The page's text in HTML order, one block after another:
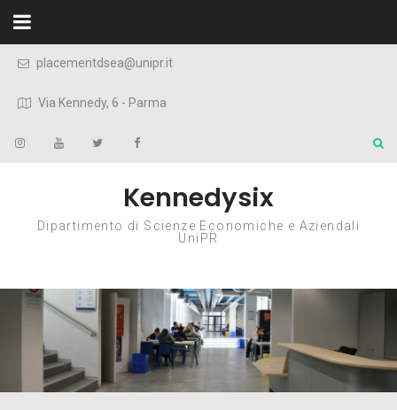
Skip to content
placementdsea@unipr.it
Via Kennedy, 6 - Parma
Kennedysix
Dipartimento di Scienze Economiche e Aziendali
UniPR